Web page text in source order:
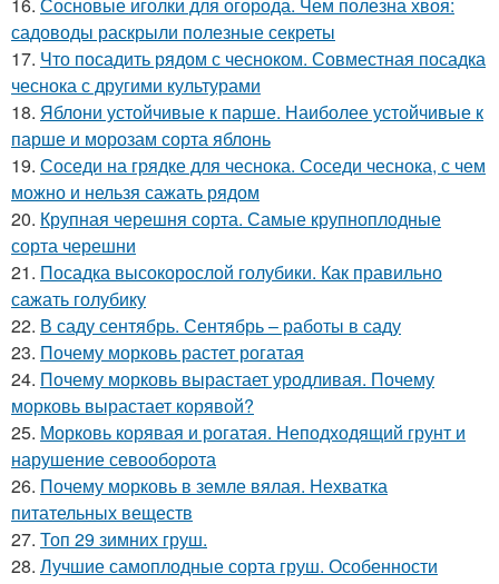
садоводы раскрыли полезные секреты
17. Что посадить рядом с чесноком. Совместная посадка
чеснока с другими культурами
18. Яблони устойчивые к парше. Наиболее устойчивые к
парше и морозам сорта яблонь
19. Соседи на грядке для чеснока. Соседи чеснока, с чем
можно и нельзя сажать рядом
20. Крупная черешня сорта. Самые крупноплодные
сорта черешни
21. Посадка высокорослой голубики. Как правильно
сажать голубику
22. В саду сентябрь. Сентябрь – работы в саду
23. Почему морковь растет рогатая
24. Почему морковь вырастает уродливая. Почему
морковь вырастает корявой?
25. Морковь корявая и рогатая. Неподходящий грунт и
нарушение севооборота
26. Почему морковь в земле вялая. Нехватка
питательных веществ
27. Топ 29 зимних груш.
28. Лучшие самоплодные сорта груш. Особенности